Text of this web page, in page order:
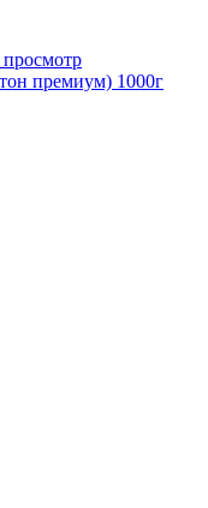
премиум) 1000г